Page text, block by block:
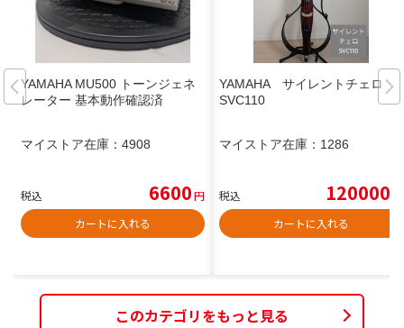
YAMAHA MU500 トーンジェネ
レーター 基本動作確認済
マイストア在庫： 4908
税込 6600円
カートに入れる
YAMAHA サイレントチェロ
SVC110
マイストア在庫： 1286
税込 120000
カートに入れる
このカテゴリをもっと見る